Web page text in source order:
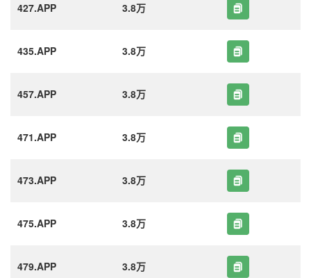
427.APP 3.8万
435.APP 3.8万
457.APP 3.8万
471.APP 3.8万
473.APP 3.8万
475.APP 3.8万
479.APP 3.8万